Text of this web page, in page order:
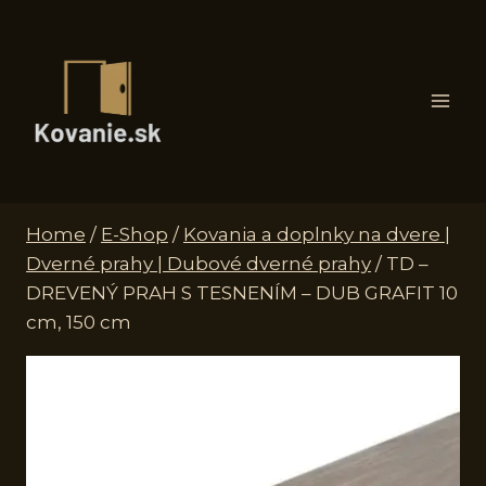
Home / E-Shop / Kovania a doplnky na dvere |
Dverné prahy | Dubové dverné prahy / TD –
DREVENÝ PRAH S TESNENÍM – DUB GRAFIT 10
cm, 150 cm